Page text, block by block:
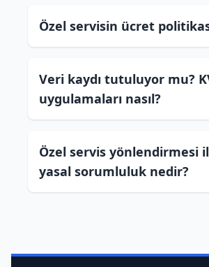
Özel servisin ücret
Veri kaydı tutuluyor mu?
uygulamaları nasıl?
Özel servis yönlendirmesi
yasal sorumluluk nedir?